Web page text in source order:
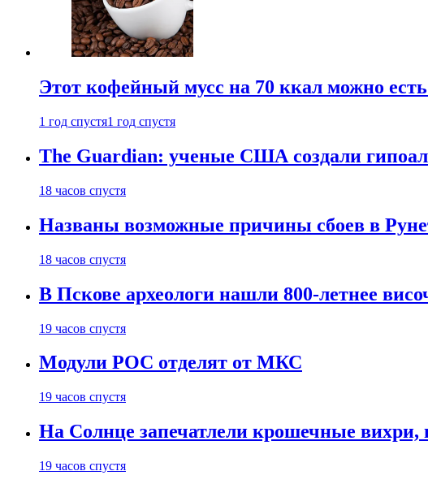
Этот кофейный мусс на 70 ккал можно
1 год спустя1 год спустя
The Guardian: ученые США создали
18 часов спустя
Названы возможные причины сбоев в
18 часов спустя
В Пскове археологи нашли 800-летнее
19 часов спустя
Модули РОС отделят от МКС
19 часов спустя
На Солнце запечатлели крошечные
19 часов спустя